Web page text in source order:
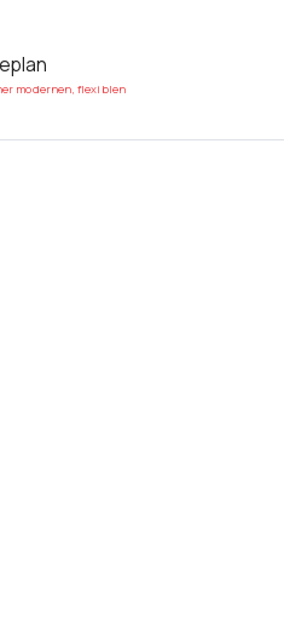
modernen, flexiblen